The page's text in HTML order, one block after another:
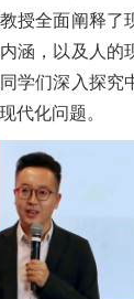
授全面阐释了
涵，以及人的
学们深入探究
代化问题。